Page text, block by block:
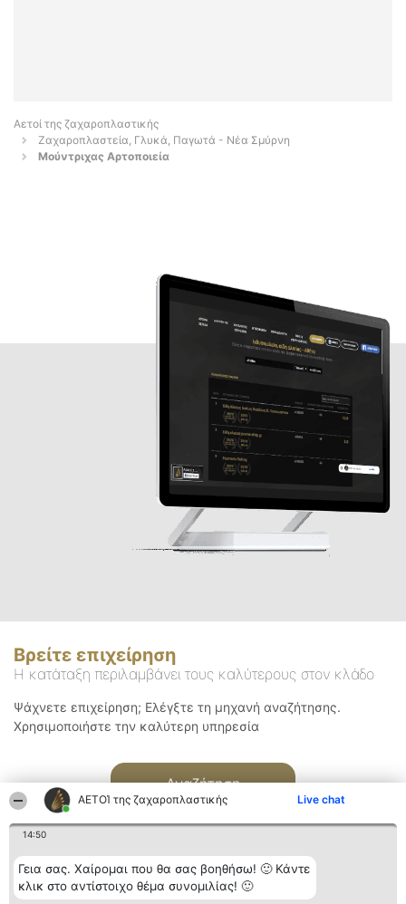
ΑΕΤΟΊ της ζαχαροπλαστικής Live chat
14:50
Γεια σας. Χαίρομαι που θα σας βοηθήσω! 🙂 Κάντε
κλικ στο αντίστοιχο θέμα συνομιλίας! 🙂
Αετοί της ζαχαροπλαστικής
Ζαχαροπλαστεία, Γλυκά, Παγωτά - Νέα Σμύρνη
Μούντριχας Αρτοποιεία
Βρείτε επιχείρηση
Η κατάταξη περιλαμβάνει τους καλύτερους στον κλάδο
Ψάχνετε επιχείρηση; Ελέγξτε τη μηχανή αναζήτησης.
Χρησιμοποιήστε την καλύτερη υπηρεσία
Αναζήτηση